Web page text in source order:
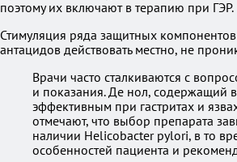
поэтому их включают в терапию при ГЭР.
Стимуляция ряда защитных
антацидов действовать местно, не
Врачи часто сталкиваются с
и показания. Де нол, содержащий
эффективным при гастритах и
отмечают, что выбор препарата
наличии Helicobacter pylori, в то
особенностей пациента и